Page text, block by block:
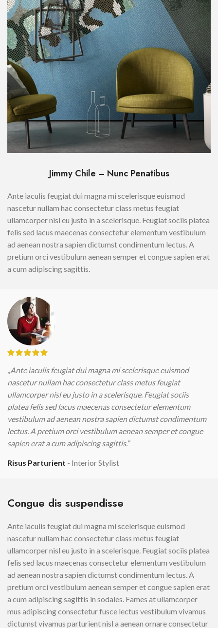
Jimmy Chile – Nunc Penatibus
Ante iaculis feugiat dui magna mi scelerisque euismod
nascetur nullam hac consectetur class metus feugiat
ullamcorper nisl eu justo in a scelerisque. Feugiat sociis platea
felis sed lacus maecenas consectetur elementum vestibulum
ad aenean nostra sapien dictumst condimentum lectus. A
pretium orci vestibulum aenean semper et congue sapien erat
a cum adipiscing sagittis.
„Ante iaculis feugiat dui magna mi scelerisque euismod
nascetur nullam hac consectetur class metus feugiat
ullamcorper nisl eu justo in a scelerisque. Feugiat sociis
platea felis sed lacus maecenas consectetur elementum
vestibulum ad aenean nostra sapien dictumst condimentum
lectus. A pretium orci vestibulum aenean semper et congue
sapien erat a cum adipiscing sagittis.”
Risus Parturient Interior Stylist
Congue dis suspendisse
Ante iaculis feugiat dui magna mi scelerisque euismod
nascetur nullam hac consectetur class metus feugiat
ullamcorper nisl eu justo in a scelerisque. Feugiat sociis platea
felis sed lacus maecenas consectetur elementum vestibulum
ad aenean nostra sapien dictumst condimentum lectus. A
pretium orci vestibulum aenean semper et congue sapien erat
a cum adipiscing sagittis in sodales. Fames at ullamcorper
mus adipiscing consectetur fusce lectus vestibulum vivamus
dictumst vivamus parturient nisl a aenean ornare consectetur